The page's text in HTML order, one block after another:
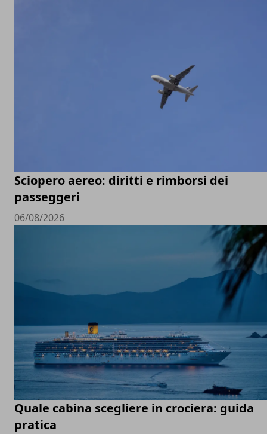
Sciopero aereo: diritti e rimborsi dei
passeggeri
06/08/2026
Quale cabina scegliere in crociera: guida
pratica